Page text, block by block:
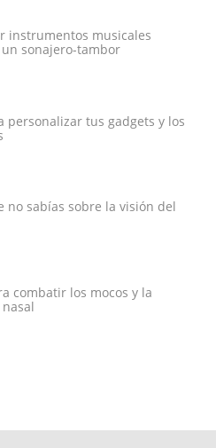
instrumentos musicales
sonajero-tambor
personalizar tus gadgets y los
no sabías sobre la visión del
combatir los mocos y la